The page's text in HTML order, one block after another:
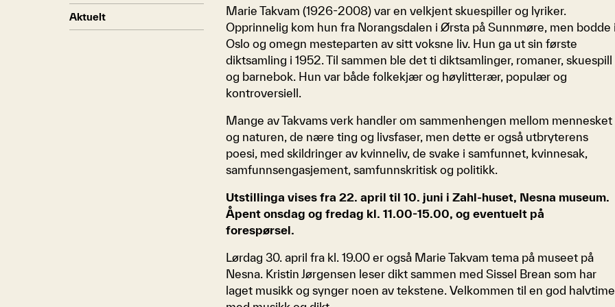
Aktuelt
Marie Takvam (1926-2008) var en velkjent skuespiller og lyriker.
Opprinnelig kom hun fra Norangsdalen i Ørsta på Sunnmøre, men bodde
Oslo og omegn mesteparten av sitt voksne liv. Hun ga ut sin første
diktsamling i 1952. Til sammen ble det ti diktsamlinger, romaner, skuespill
og barnebok. Hun var både folkekjær og høylitterær, populær og
kontroversiell.
Mange av Takvams verk handler om sammenhengen mellom mennesket
og naturen, de nære ting og livsfaser, men dette er også utbryterens
poesi, med skildringer av kvinneliv, de svake i samfunnet, kvinnesak,
samfunnsengasjement, samfunnskritisk og politikk.
Utstillinga vises fra 22. april til 10. juni i Zahl-huset, Nesna museum.
Åpent onsdag og fredag kl. 11.00-15.00, og eventuelt på
forespørsel.
Lørdag 30. april fra kl. 19.00 er også Marie Takvam tema på museet på
Nesna. Kristin Jørgensen leser dikt sammen med Sissel Brean som har
laget musikk og synger noen av tekstene. Velkommen til en god halvtime